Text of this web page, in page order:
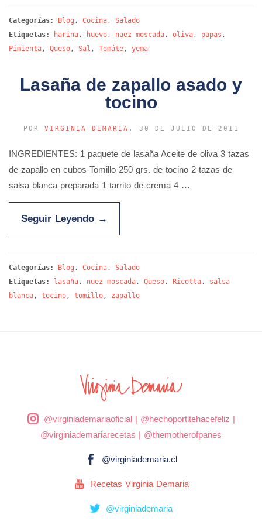
Categorías: Blog , Cocina, Salado
Etiquetas:
harina, huevo, nuez moscada, oliva, papas ,
Pimienta, Queso, Sal , Tomáte, yema
Lasaña de zapallo asado y
tocino
POR VIRGINIA DEMARÍA , 30 DE JULIO DE 2011
INGREDIENTES: 1 paquete de lasaña Aceite de oliva 3 tazas
de zapallo en cubos Tomillo 250 grs. de tocino 2 tazas de
salsa blanca preparada 1 tarrito de crema 4 …
Seguir Leyendo →
Categorías: Blog , Cocina, Salado
Etiquetas:
lasaña, nuez moscada, Queso, Ricotta, salsa
blanca, tocino, tomillo, zapallo
@virginiademariaoficial| @hechoportitehacefeliz |
@virginiademariarecetas | @themotherofpanes
@virginiademaria.cl
Recetas Virginia Demaria
@virginiademaria